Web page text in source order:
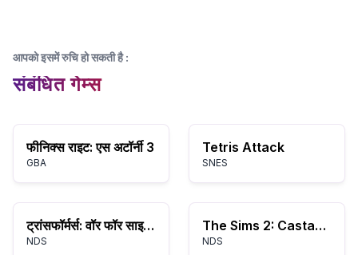
आपको इसमें रुचि हो सकती है:
संबंधित गेम्स
फीनिक्स राइट: एस अटॉर्नी 3
GBA
Tetris Attack
SNES
ट्रांसफॉर्मर्स: वॉर फॉर साइबरट्रॉन - ऑटोबॉट्स
NDS
The Sims 2: Castaway
NDS